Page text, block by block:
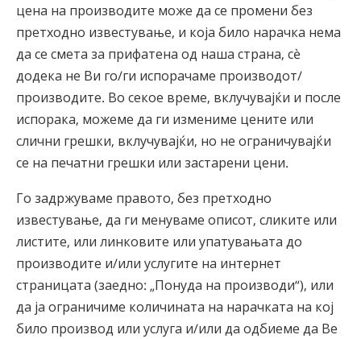
цена на производите може да се промени без
претходно известување, и која било нарачка нема
да се смета за прифатена од наша страна, сè
додека не Ви го/ги испорачаме производот/
производите. Во секое време, вклучувајќи и после
испорака, можеме да ги измениме цените или
слични грешки, вклучувајќи, но не ограничувајќи
се на печатни грешки или застарени цени.
Го задржуваме правото, без претходно
известување, да ги менуваме описот, сликите или
листите, или линковите или упатувањата до
производите и/или услугите на интернет
страницата (заедно: „Понуда на производи“), или
да ја ограничиме количината на нарачката на кој
било производ или услуга и/или да одбиеме да Ве